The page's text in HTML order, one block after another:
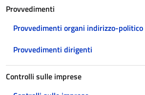
Provvedimenti
Provvedimenti organi indirizzo-politico
Provvedimenti dirigenti
Controlli sulle imprese